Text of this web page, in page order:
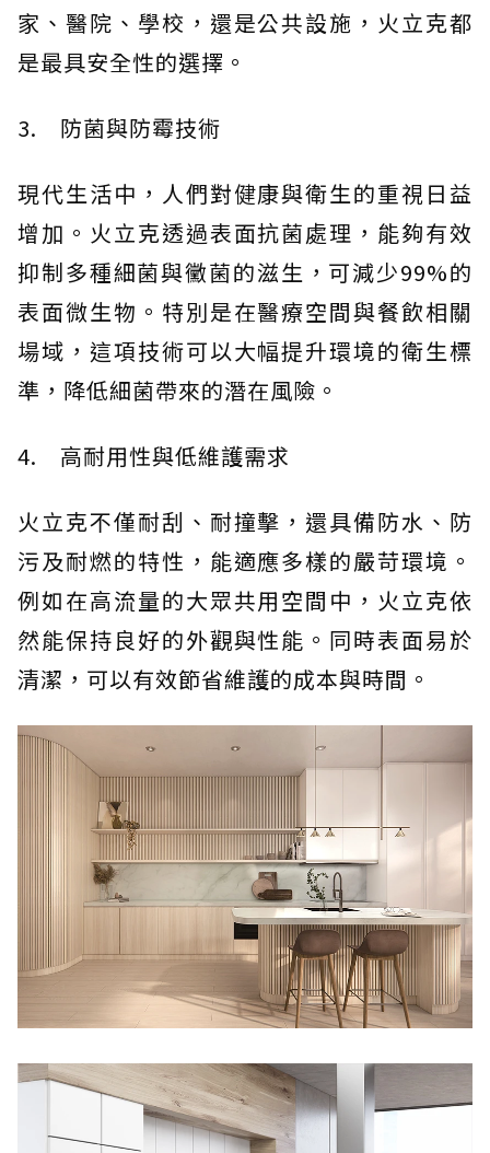
家、醫院、學校，還是公共設施，火立克都
是最具安全性的選擇。
3. 防菌與防霉技術
現代生活中，人們對健康與衛生的重視日益
增加。火立克透過表面抗菌處理，能夠有效
抑制多種細菌與黴菌的滋生，可減少99%的
表面微生物。特別是在醫療空間與餐飲相關
場域，這項技術可以大幅提升環境的衛生標
準，降低細菌帶來的潛在風險。
4. 高耐用性與低維護需求
火立克不僅耐刮、耐撞擊，還具備防水、防
污及耐燃的特性，能適應多樣的嚴苛環境。
例如在高流量的大眾共用空間中，火立克依
然能保持良好的外觀與性能。同時表面易於
清潔，可以有效節省維護的成本與時間。